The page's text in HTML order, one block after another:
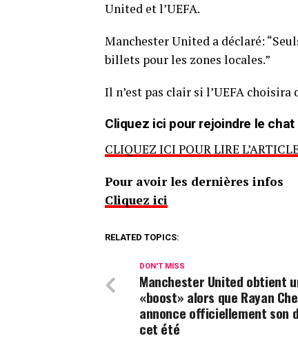
United et l’UEFA.
Manchester United a déclaré:
billets pour les zones locales.”
Il n’est pas clair si l’UEFA choisira
Cliquez ici pour rejoindre le
CLIQUEZ ICI POUR LIRE
Pour avoir les dernières infos
Cliquez ici
RELATED TOPICS:
DON'T MISS
Manchester United obtient
«boost» alors que Rayan
annonce officiellement son
cet été